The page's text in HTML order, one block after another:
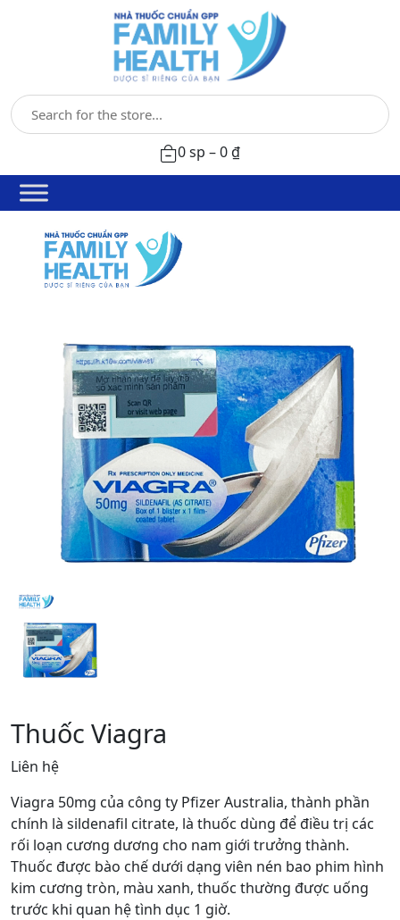
0 sp –0₫
Thuốc Viagra
Liên hệ
Viagra 50mg của công ty Pfizer Australia, thành phần
chính là sildenafil citrate, là thuốc dùng để điều trị các
rối loạn cương dương cho nam giới trưởng thành.
Thuốc được bào chế dưới dạng viên nén bao phim hình
kim cương tròn, màu xanh, thuốc thường được uống
trước khi quan hệ tình dục 1 giờ.